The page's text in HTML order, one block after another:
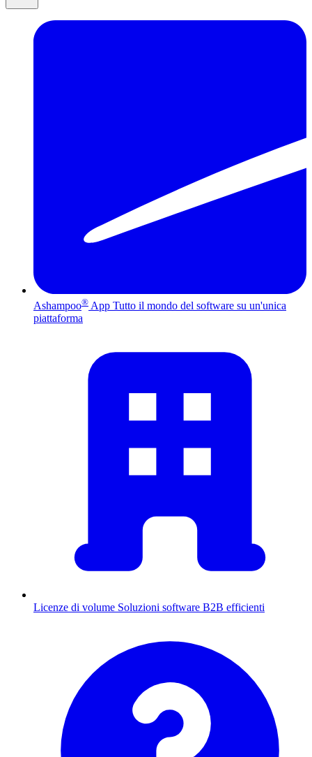
Ashampoo® App Tutto il mondo del software su un'unica
piattaforma
Licenze di volume Soluzioni software B2B efficienti